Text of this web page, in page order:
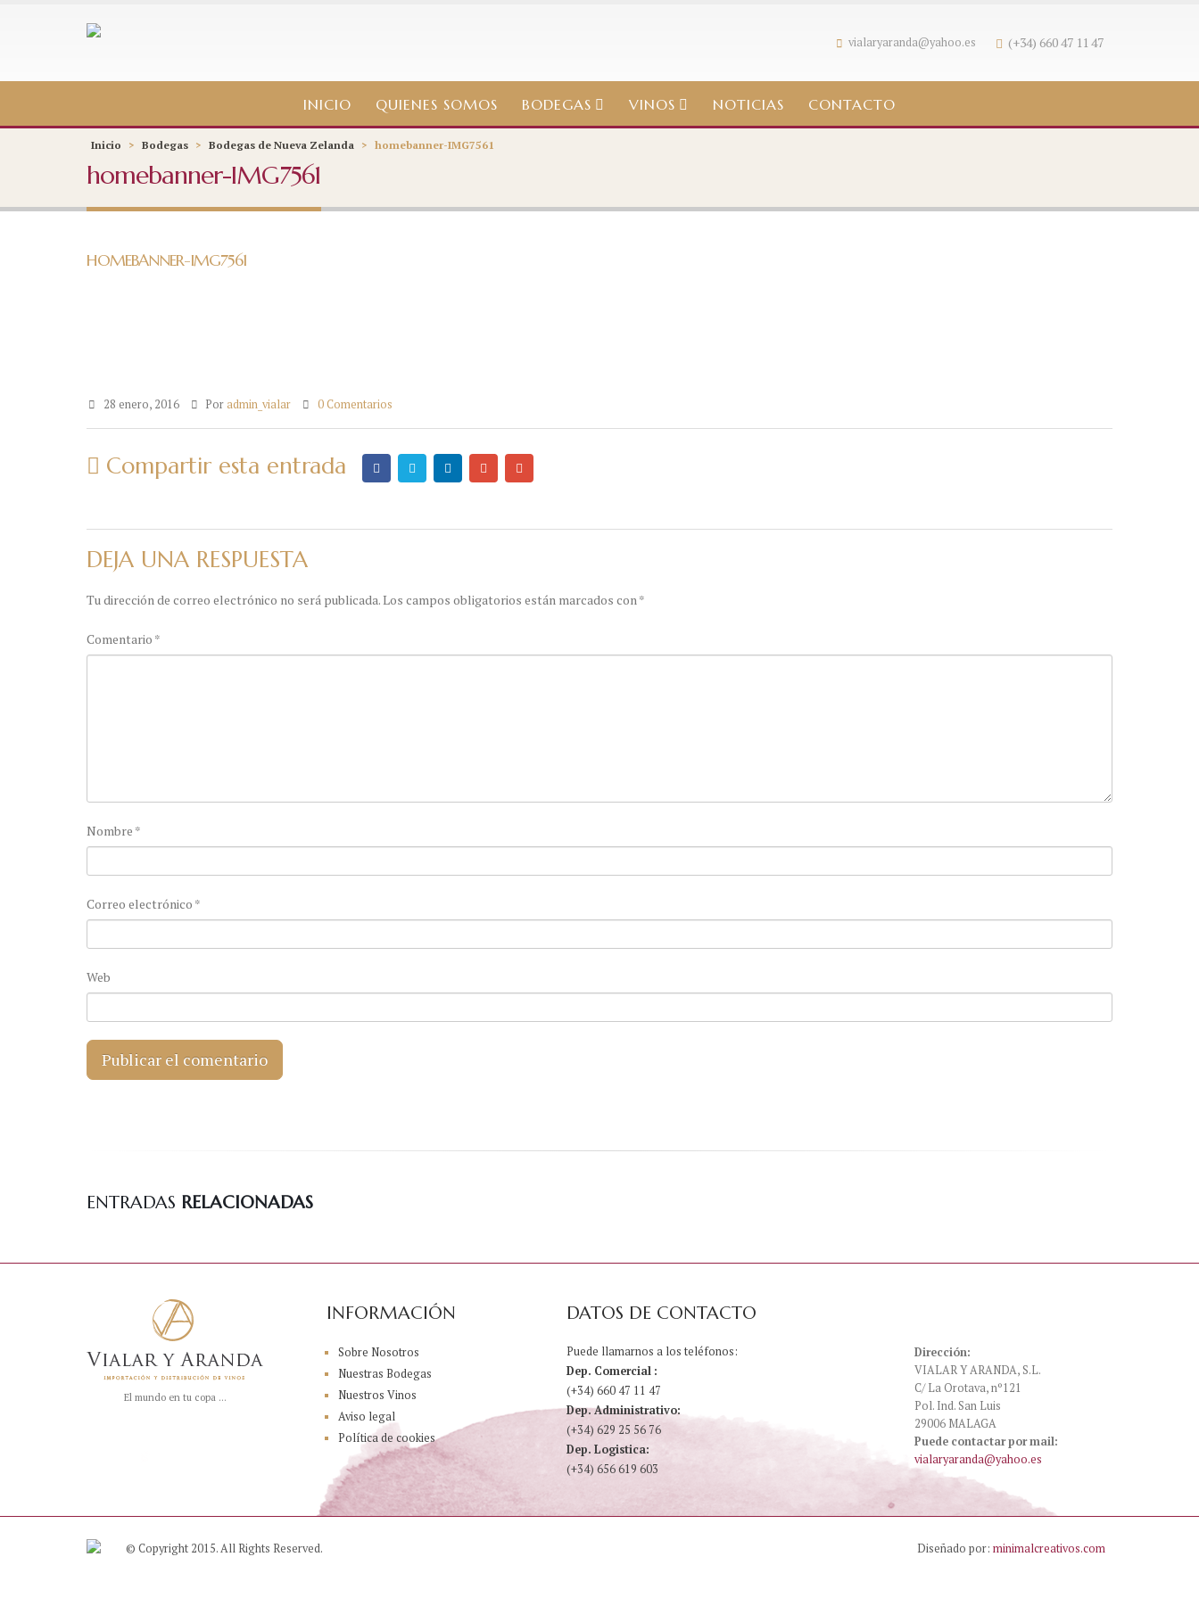
vialaryaranda@yahoo.es (+34) 660 47 11 47
INICIO QUIENES SOMOS BODEGAS VINOS NOTICIAS CONTACTO
Inicio > Bodegas > Bodegas de Nueva Zelanda > homebanner-IMG7561
homebanner-IMG7561
HOMEBANNER-IMG7561
28 enero, 2016 Por admin_vialar 0 Comentarios
Compartir esta entrada
DEJA UNA RESPUESTA
Tu dirección de correo electrónico no será publicada.Los campos obligatorios están marcados con*
Comentario *
Nombre *
Correo electrónico *
Web
ENTRADAS RELACIONADAS
El mundo en tu copa ...
INFORMACIÓN
Sobre Nosotros
Nuestras Bodegas
Nuestros Vinos
Aviso legal
Política de cookies
DATOS DE CONTACTO
Puede llamarnos a los teléfonos:
Dep. Comercial :
(+34) 660 47 11 47
Dep. Administrativo:
(+34) 629 25 56 76
Dep. Logistica:
(+34) 656 619 603
Dirección:
VIALAR Y ARANDA, S.L.
C/ La Orotava, nº121
Pol. Ind. San Luis
29006 MALAGA
Puede contactar por mail:
vialaryaranda@yahoo.es
© Copyright 2015. All Rights Reserved. Diseñado por: minimalcreativos.com